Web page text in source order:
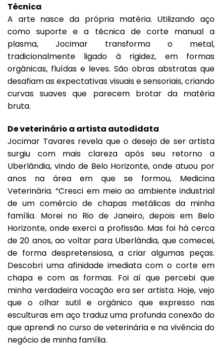
Técnica
A arte nasce da própria matéria. Utilizando aço
como suporte e a técnica de corte manual a
plasma, Jocimar transforma o metal,
tradicionalmente ligado à rigidez, em formas
orgânicas, fluídas e leves. São obras abstratas que
desafiam as expectativas visuais e sensoriais, criando
curvas suaves que parecem brotar da matéria
bruta.
De veterinário a artista autodidata
Jocimar Tavares revela que o desejo de ser artista
surgiu com mais clareza após seu retorno a
Uberlândia, vindo de Belo Horizonte, onde atuou por
anos na área em que se formou, Medicina
Veterinária. “Cresci em meio ao ambiente industrial
de um comércio de chapas metálicas da minha
família. Morei no Rio de Janeiro, depois em Belo
Horizonte, onde exerci a profissão. Mas foi há cerca
de 20 anos, ao voltar para Uberlândia, que comecei,
de forma despretensiosa, a criar algumas peças.
Descobri uma afinidade imediata com o corte em
chapa e com as formas. Foi aí que percebi que
minha verdadeira vocação era ser artista. Hoje, vejo
que o olhar sutil e orgânico que expresso nas
esculturas em aço traduz uma profunda conexão do
que aprendi no curso de veterinária e na vivência do
negócio de minha família.